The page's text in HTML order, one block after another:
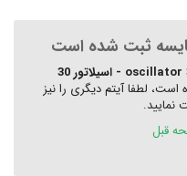
ثبت شده است
«oscillator 30MHz - اسیلاتور 30
لطفا آیتم دیگری را نیز
قبل